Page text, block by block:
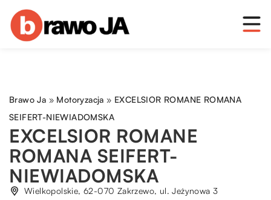
Brawo Ja » Motoryzacja » EXCELSIOR ROMANE ROMANA
SEIFERT-NIEWIADOMSKA
EXCELSIOR ROMANE
ROMANA SEIFERT-
NIEWIADOMSKA
Wielkopolskie, 62-070 Zakrzewo, ul. Jeżynowa 3